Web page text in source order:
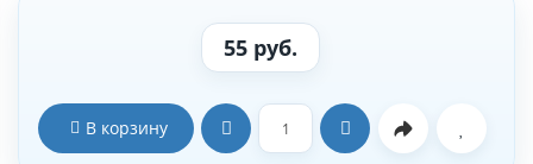
55 руб.
В корзину